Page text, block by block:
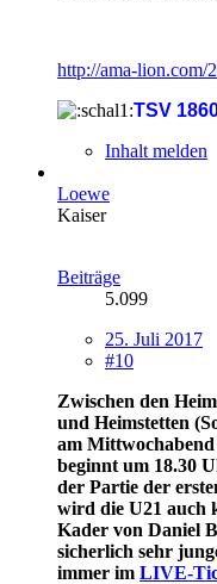
http://ama-lion.com/
TSV
Inhalt melden
Loewe
Kaiser
Beiträge
5.099
25. Juli 2017
#10
Zwischen den
und Heimstetten
am
beginnt um 18.30
der Partie der
wird die U21 auch
Kader von Daniel
sicherlich sehr
immer im LIVE-